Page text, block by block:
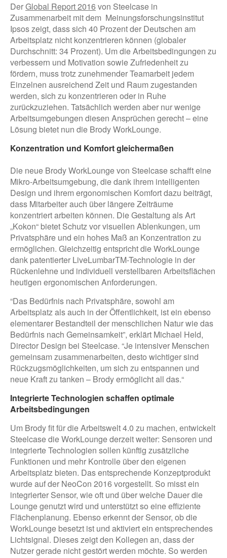
DerGlobal Report 2016 von Steelcase in
Zusammenarbeit mit dem Meinungsforschungsinstitut
Ipsos zeigt, dass sich 40 Prozent der Deutschen am
Arbeitsplatz nicht konzentrieren können (globaler
Durchschnitt: 34 Prozent). Um die Arbeitsbedingungen zu
verbessern und Motivation sowie Zufriedenheit zu
fördern, muss trotz zunehmender Teamarbeit jedem
Einzelnen ausreichend Zeit und Raum zugestanden
werden, sich zu konzentrieren oder in Ruhe
zurückzuziehen. Tatsächlich werden aber nur wenige
Arbeitsumgebungen diesen Ansprüchen gerecht – eine
Lösung bietet nun die Brody WorkLounge.
Konzentration und Komfort gleichermaßen
Die neue Brody WorkLounge von Steelcase schafft eine
Mikro-Arbeitsumgebung, die dank ihrem intelligenten
Design und ihrem ergonomischen Komfort dazu beiträgt,
dass Mitarbeiter auch über längere Zeiträume
konzentriert arbeiten können. Die Gestaltung als Art
„Kokon“ bietet Schutz vor visuellen Ablenkungen, um
Privatsphäre und ein hohes Maß an Konzentration zu
ermöglichen. Gleichzeitig entspricht die WorkLounge
dank patentierter LiveLumbarTM-Technologie in der
Rückenlehne und individuell verstellbaren Arbeitsflächen
heutigen ergonomischen Anforderungen.
“Das Bedürfnis nach Privatsphäre, sowohl am
Arbeitsplatz als auch in der Öffentlichkeit, ist ein ebenso
elementarer Bestandteil der menschlichen Natur wie das
Bedürfnis nach Gemeinsamkeit”, erklärt Michael Held,
Director Design bei Steelcase. “Je intensiver Menschen
gemeinsam zusammenarbeiten, desto wichtiger sind
Rückzugsmöglichkeiten, um sich zu entspannen und
neue Kraft zu tanken – Brody ermöglicht all das.“
Integrierte Technologien schaffen optimale
Arbeitsbedingungen
Um Brody fit für die Arbeitswelt 4.0 zu machen, entwickelt
Steelcase die WorkLounge derzeit weiter: Sensoren und
integrierte Technologien sollen künftig zusätzliche
Funktionen und mehr Kontrolle über den eigenen
Arbeitsplatz bieten. Das entsprechende Konzeptprodukt
wurde auf der NeoCon 2016 vorgestellt. So misst ein
integrierter Sensor, wie oft und über welche Dauer die
Lounge genutzt wird und unterstützt so eine effiziente
Flächenplanung. Ebenso erkennt der Sensor, ob die
WorkLounge besetzt ist und aktiviert ein entsprechendes
Lichtsignal. Dieses zeigt den Kollegen an, dass der
Nutzer gerade nicht gestört werden möchte. So werden